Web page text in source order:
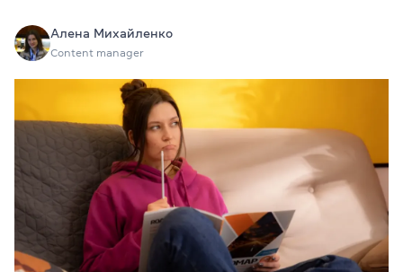
Алена Михайленко
Content manager